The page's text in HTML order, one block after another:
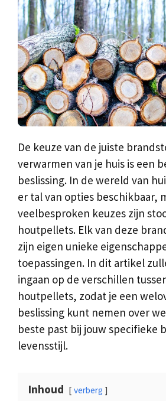
De keuze van de juiste
verwarmen van je huis is een
beslissing. In de wereld van
er tal van opties beschikbaar,
veelbesproken keuzes zijn
houtpellets. Elk van deze
zijn eigen unieke
toepassingen. In dit artikel
ingaan op de verschillen
houtpellets, zodat je een
beslissing kunt nemen over
beste past bij jouw specifieke
levensstijl.
Inhoud verberg